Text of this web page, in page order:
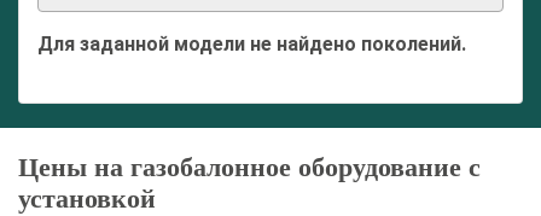
Для заданной модели не найдено поколений.
Цены на газобалонное оборудование с
установкой